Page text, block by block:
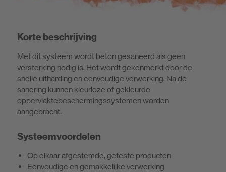
Korte beschrijving
Met dit systeem wordt beton gesaneerd als geen
versterking nodig is. Het wordt gekenmerkt door de
snelle uitharding en eenvoudige verwerking. Na de
sanering kunnen kleurloze of gekleurde
oppervlaktebeschermingssystemen worden
aangebracht.
Systeemvoordelen
Op elkaar afgestemde, geteste producten
Eenvoudige en gemakkelijke verwerking